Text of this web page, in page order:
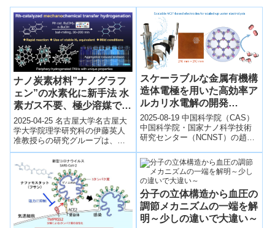
ナノ炭素材料”ナノグラフ
ェン”の水素化に新手法 水
素ガス不要、極少溶媒で安
全・低コスト・高速な合成
が可能に
2025-04-25 名古屋大学​名古屋大
学大学院理学研究科の伊藤英人
准教授らの研究グループは、理
化学研究所と共同で、ナノ炭素
材料「ナノグラフェン」の水素
化にお...
スケーラブルな金属有機構
造体電極を用いた高効率ア
ルカリ水電解の開発
（Researchers Develop
Scalable Metal-Organic
Framework Electrodes
for Efficient Alkaline
Water Electrolysis）
2025-08-19 中国科学院（CAS）
中国科学院・国家ナノ科学技術
研究センター（NCNST）の趙申
カリ水電解向けに工業スケール
で...
分子の立体構造から血圧の
調節メカニズムの一端を解
明～少しの違いで大違い～